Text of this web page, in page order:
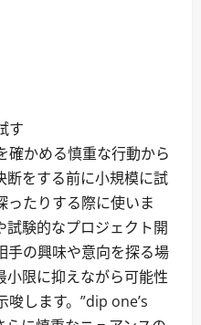
す
確かめる慎重な行動から
断をする前に小規模に試
ったりする際に使いま
試験的なプロジェクト開
手の興味や意向を探る場
小限に抑えながら可能性
します。”dip one’s